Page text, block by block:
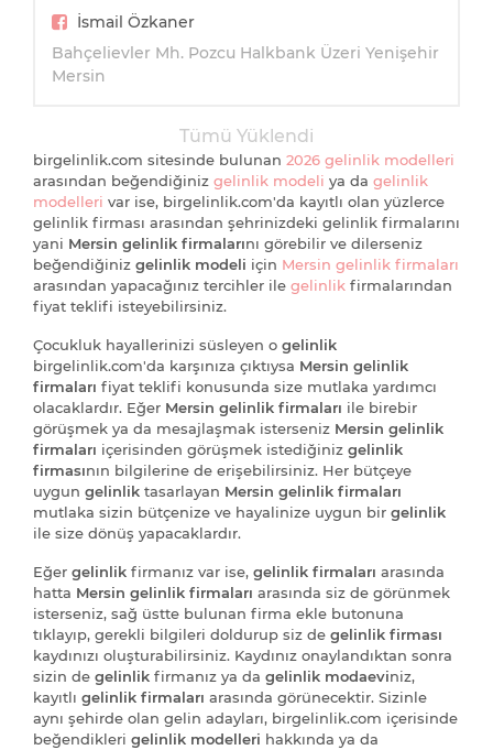
İsmail Özkaner
Bahçelievler Mh. Pozcu Halkbank Üzeri Yenişehir
Mersin
Tümü Yüklendi
birgelinlik.com sitesinde bulunan 2026 gelinlik modelleri
arasından beğendiğiniz gelinlik modeli ya da gelinlik
modelleri var ise, birgelinlik.com'da kayıtlı olan yüzlerce
gelinlik firması arasından şehrinizdeki gelinlik firmalarını
yani Mersin gelinlik firmalarını görebilir ve dilerseniz
beğendiğiniz gelinlik modeli için Mersin gelinlik firmaları
arasından yapacağınız tercihler ile gelinlik firmalarından
fiyat teklifi isteyebilirsiniz.
Çocukluk hayallerinizi süsleyen o gelinlik
birgelinlik.com'da karşınıza çıktıysa Mersin gelinlik
firmaları fiyat teklifi konusunda size mutlaka yardımcı
olacaklardır. Eğer Mersin gelinlik firmaları ile birebir
görüşmek ya da mesajlaşmak isterseniz Mersin gelinlik
firmaları içerisinden görüşmek istediğiniz gelinlik
firmasının bilgilerine de erişebilirsiniz. Her bütçeye
uygun gelinlik tasarlayan Mersin gelinlik firmaları
mutlaka sizin bütçenize ve hayalinize uygun bir gelinlik
ile size dönüş yapacaklardır.
Eğer gelinlik firmanız var ise, gelinlik firmaları arasında
hatta Mersin gelinlik firmaları arasında siz de görünmek
isterseniz, sağ üstte bulunan firma ekle butonuna
tıklayıp, gerekli bilgileri doldurup siz de gelinlik firması
kaydınızı oluşturabilirsiniz. Kaydınız onaylandıktan sonra
sizin de gelinlik firmanız ya da gelinlik modaeviniz,
kayıtlı gelinlik firmaları arasında görünecektir. Sizinle
aynı şehirde olan gelin adayları, birgelinlik.com içerisinde
beğendikleri gelinlik modelleri hakkında ya da